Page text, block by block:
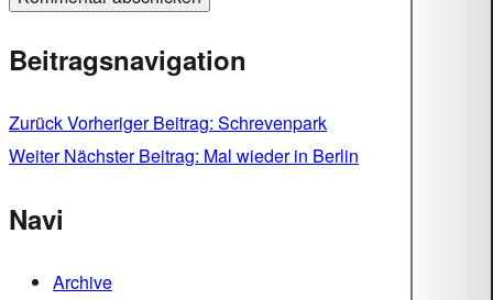
Beitragsnavigation
ZurückVorheriger Beitrag: Schrevenpark
Weiter Nächster Beitrag: Mal wieder in Berlin
Navi
Archive